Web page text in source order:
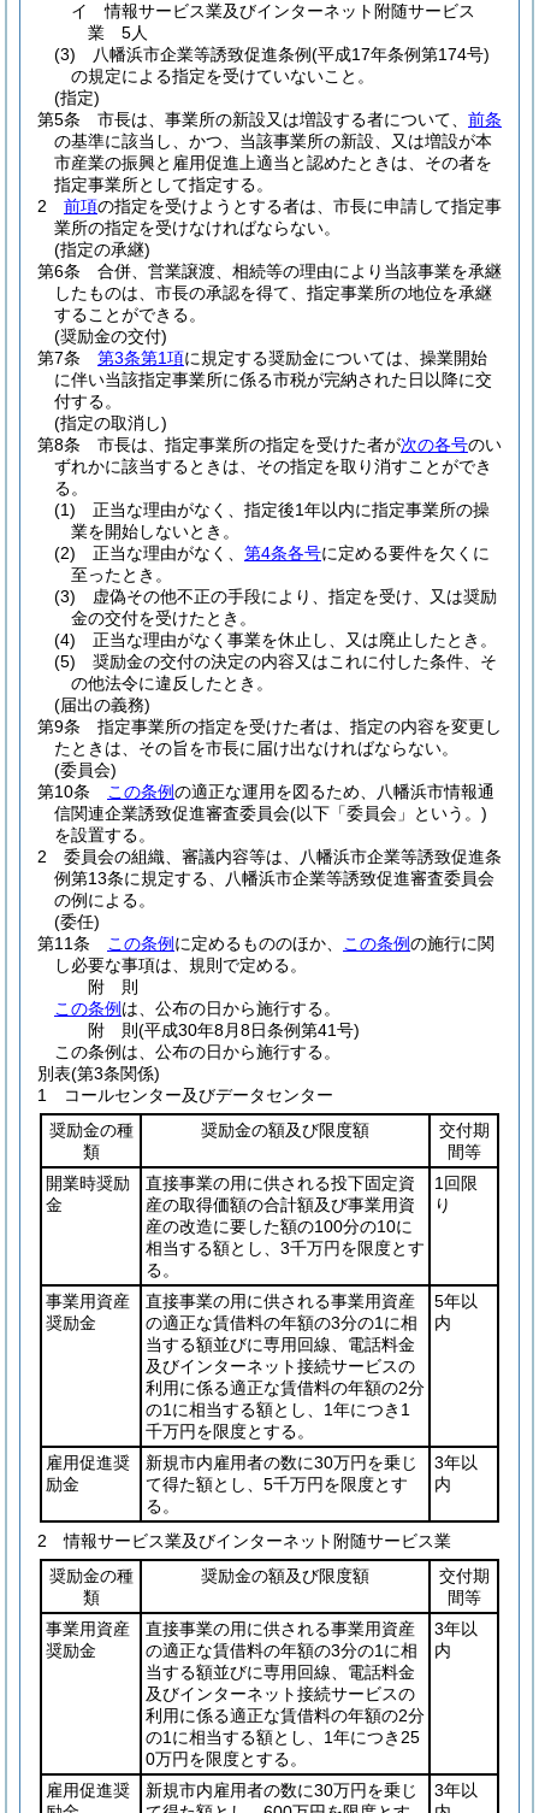
イ
情報サービス業及びインターネット附随サービス
業 5人
(3)
八幡浜市企業等誘致促進条例(平成17年条例第174号)
の規定による指定を受けていないこと。
(指定)
第5条
市長は、事業所の新設又は増設する者について、 前条
の基準に該当し、かつ、当該事業所の新設、又は増設が本
市産業の振興と雇用促進上適当と認めたときは、その者を
指定事業所として指定する。
2
前項の指定を受けようとする者は、市長に申請して指定事
業所の指定を受けなければならない。
(指定の承継)
第6条
合併、営業譲渡、相続等の理由により当該事業を承継
したものは、市長の承認を得て、指定事業所の地位を承継
することができる。
(奨励金の交付)
第7条
第3条第1項に規定する奨励金については、操業開始
に伴い当該指定事業所に係る市税が完納された日以降に交
付する。
(指定の取消し)
第8条
市長は、指定事業所の指定を受けた者が次の各号のい
ずれかに該当するときは、その指定を取り消すことができ
る。
(1)
正当な理由がなく、指定後1年以内に指定事業所の操
業を開始しないとき。
(2)
正当な理由がなく、 第4条各号に定める要件を欠くに
至ったとき。
(3)
虚偽その他不正の手段により、指定を受け、又は奨励
金の交付を受けたとき。
(4)
正当な理由がなく事業を休止し、又は廃止したとき。
(5)
奨励金の交付の決定の内容又はこれに付した条件、そ
の他法令に違反したとき。
(届出の義務)
第9条
指定事業所の指定を受けた者は、指定の内容を変更し
たときは、その旨を市長に届け出なければならない。
(委員会)
第10条
この条例の適正な運用を図るため、八幡浜市情報通
信関連企業誘致促進審査委員会(以下「委員会」という。)
を設置する。
2
委員会の組織、審議内容等は、八幡浜市企業等誘致促進条
例第13条に規定する、八幡浜市企業等誘致促進審査委員会
の例による。
(委任)
第11条
この条例 に定めるもののほか、 この条例の施行に関
し必要な事項は、規則で定める。
附 則
この条例 は、公布の日から施行する。
附 則(平成30年8月8日条例第41号)
この条例は、公布の日から施行する。
別表(第3条関係)
1 コールセンター及びデータセンター
奨励金の種
類
奨励金の額及び限度額
交付期
間等
開業時奨励
金
直接事業の用に供される投下固定資
産の取得価額の合計額及び事業用資
産の改造に要した額の100分の10に
相当する額とし、3千万円を限度とす
る。
1回限
り
事業用資産
奨励金
直接事業の用に供される事業用資産
の適正な賃借料の年額の3分の1に相
当する額並びに専用回線、電話料金
及びインターネット接続サービスの
利用に係る適正な賃借料の年額の2分
の1に相当する額とし、1年につき1
千万円を限度とする。
5年以
内
雇用促進奨
励金
新規市内雇用者の数に30万円を乗じ
て得た額とし、5千万円を限度とす
る。
3年以
内
2 情報サービス業及びインターネット附随サービス業
奨励金の種
類
奨励金の額及び限度額
交付期
間等
事業用資産
奨励金
直接事業の用に供される事業用資産
の適正な賃借料の年額の3分の1に相
当する額並びに専用回線、電話料金
及びインターネット接続サービスの
利用に係る適正な賃借料の年額の2分
の1に相当する額とし、1年につき25
0万円を限度とする。
3年以
内
雇用促進奨
新規市内雇用者の数に30万円を乗じ
3年以